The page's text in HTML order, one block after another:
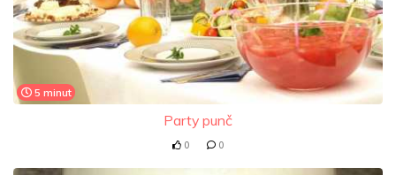
5 minut
Party punč
0 0